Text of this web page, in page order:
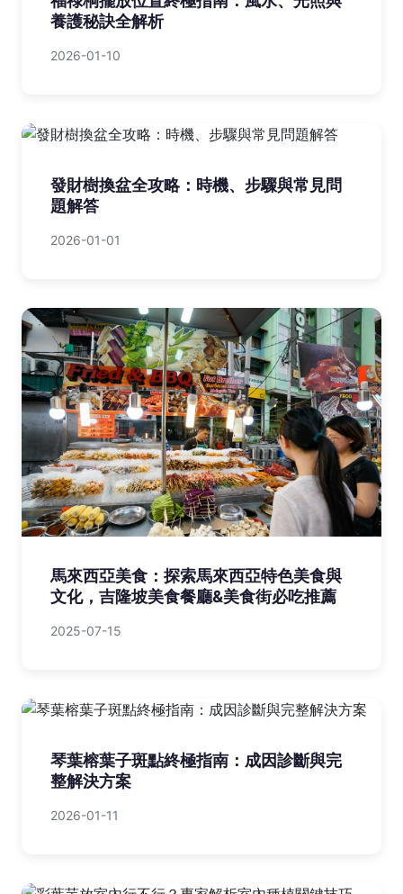
養護秘訣全解析
2026-01-10
發財樹換盆全攻略：時機、步驟與常見問
題解答
2026-01-01
馬來西亞美食：探索馬來西亞特色美食與
文化，吉隆坡美食餐廳&美食街必吃推薦
2025-07-15
琴葉榕葉子斑點終極指南：成因診斷與完
整解決方案
2026-01-11